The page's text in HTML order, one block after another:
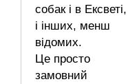
собак і в Ексветі,
і інших, менш
відомих.
Це просто
замовний